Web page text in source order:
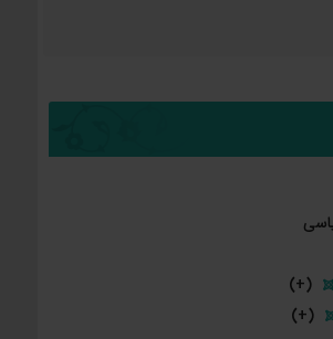
(+)
(+)